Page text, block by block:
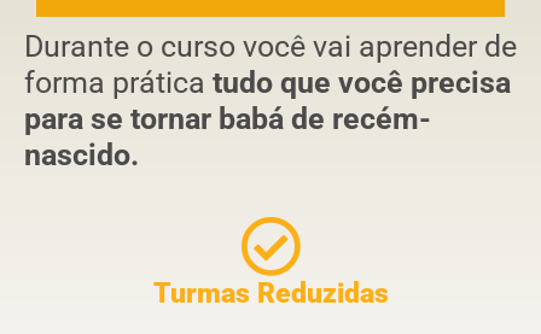
Durante o curso você vai aprender de
forma prática tudo que você precisa
para se tornar babá de recém-
nascido.
Turmas Reduzidas